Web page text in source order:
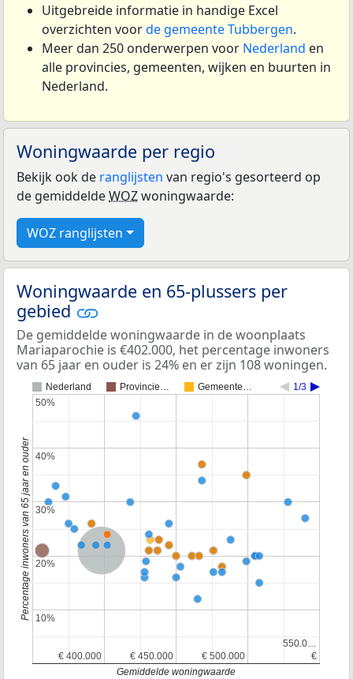
Uitgebreide informatie in handige Excel
overzichten voorde gemeente Tubbergen.
Meer dan 250 onderwerpen voor Nederland en
alle provincies, gemeenten, wijken en buurten in
Nederland.
Woningwaarde per regio
Bekijk ook de ranglijsten van regio's gesorteerd op
de gemiddeldeWOZwoningwaarde:
WOZ ranglijsten
Woningwaarde en 65-plussers per
gebied
De gemiddelde woningwaarde in de woonplaats
Mariaparochie is €402.000, het percentage inwoners
van 65 jaar en ouder is 24% en er zijn 108 woningen.
Nederland Provincie… Gemeente… 1/3
Nederland
€ 400.000
€ 400.000 € 450.000
€ 450.000 € 500.000
€ 500.000 €
€
550.0…
550.0…
10%
10%
20%
20%
30%
30%
40%
40%
50%
50%
Gemiddelde woningwaarde
Percentage inwoners van 65 jaar en ouder